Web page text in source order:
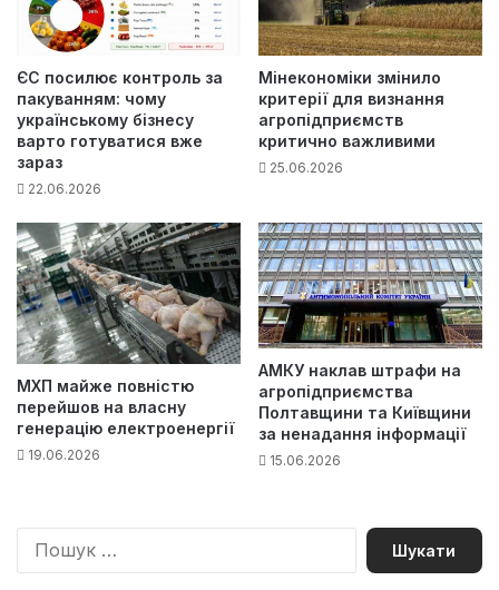
ЄС посилює контроль за
пакуванням: чому
українському бізнесу
варто готуватися вже
зараз
22.06.2026
Мінекономіки змінило
критерії для визнання
агропідприємств
критично важливими
25.06.2026
МХП майже повністю
перейшов на власну
генерацію електроенергії
19.06.2026
АМКУ наклав штрафи на
агропідприємства
Полтавщини та Київщини
за ненадання інформації
15.06.2026
П